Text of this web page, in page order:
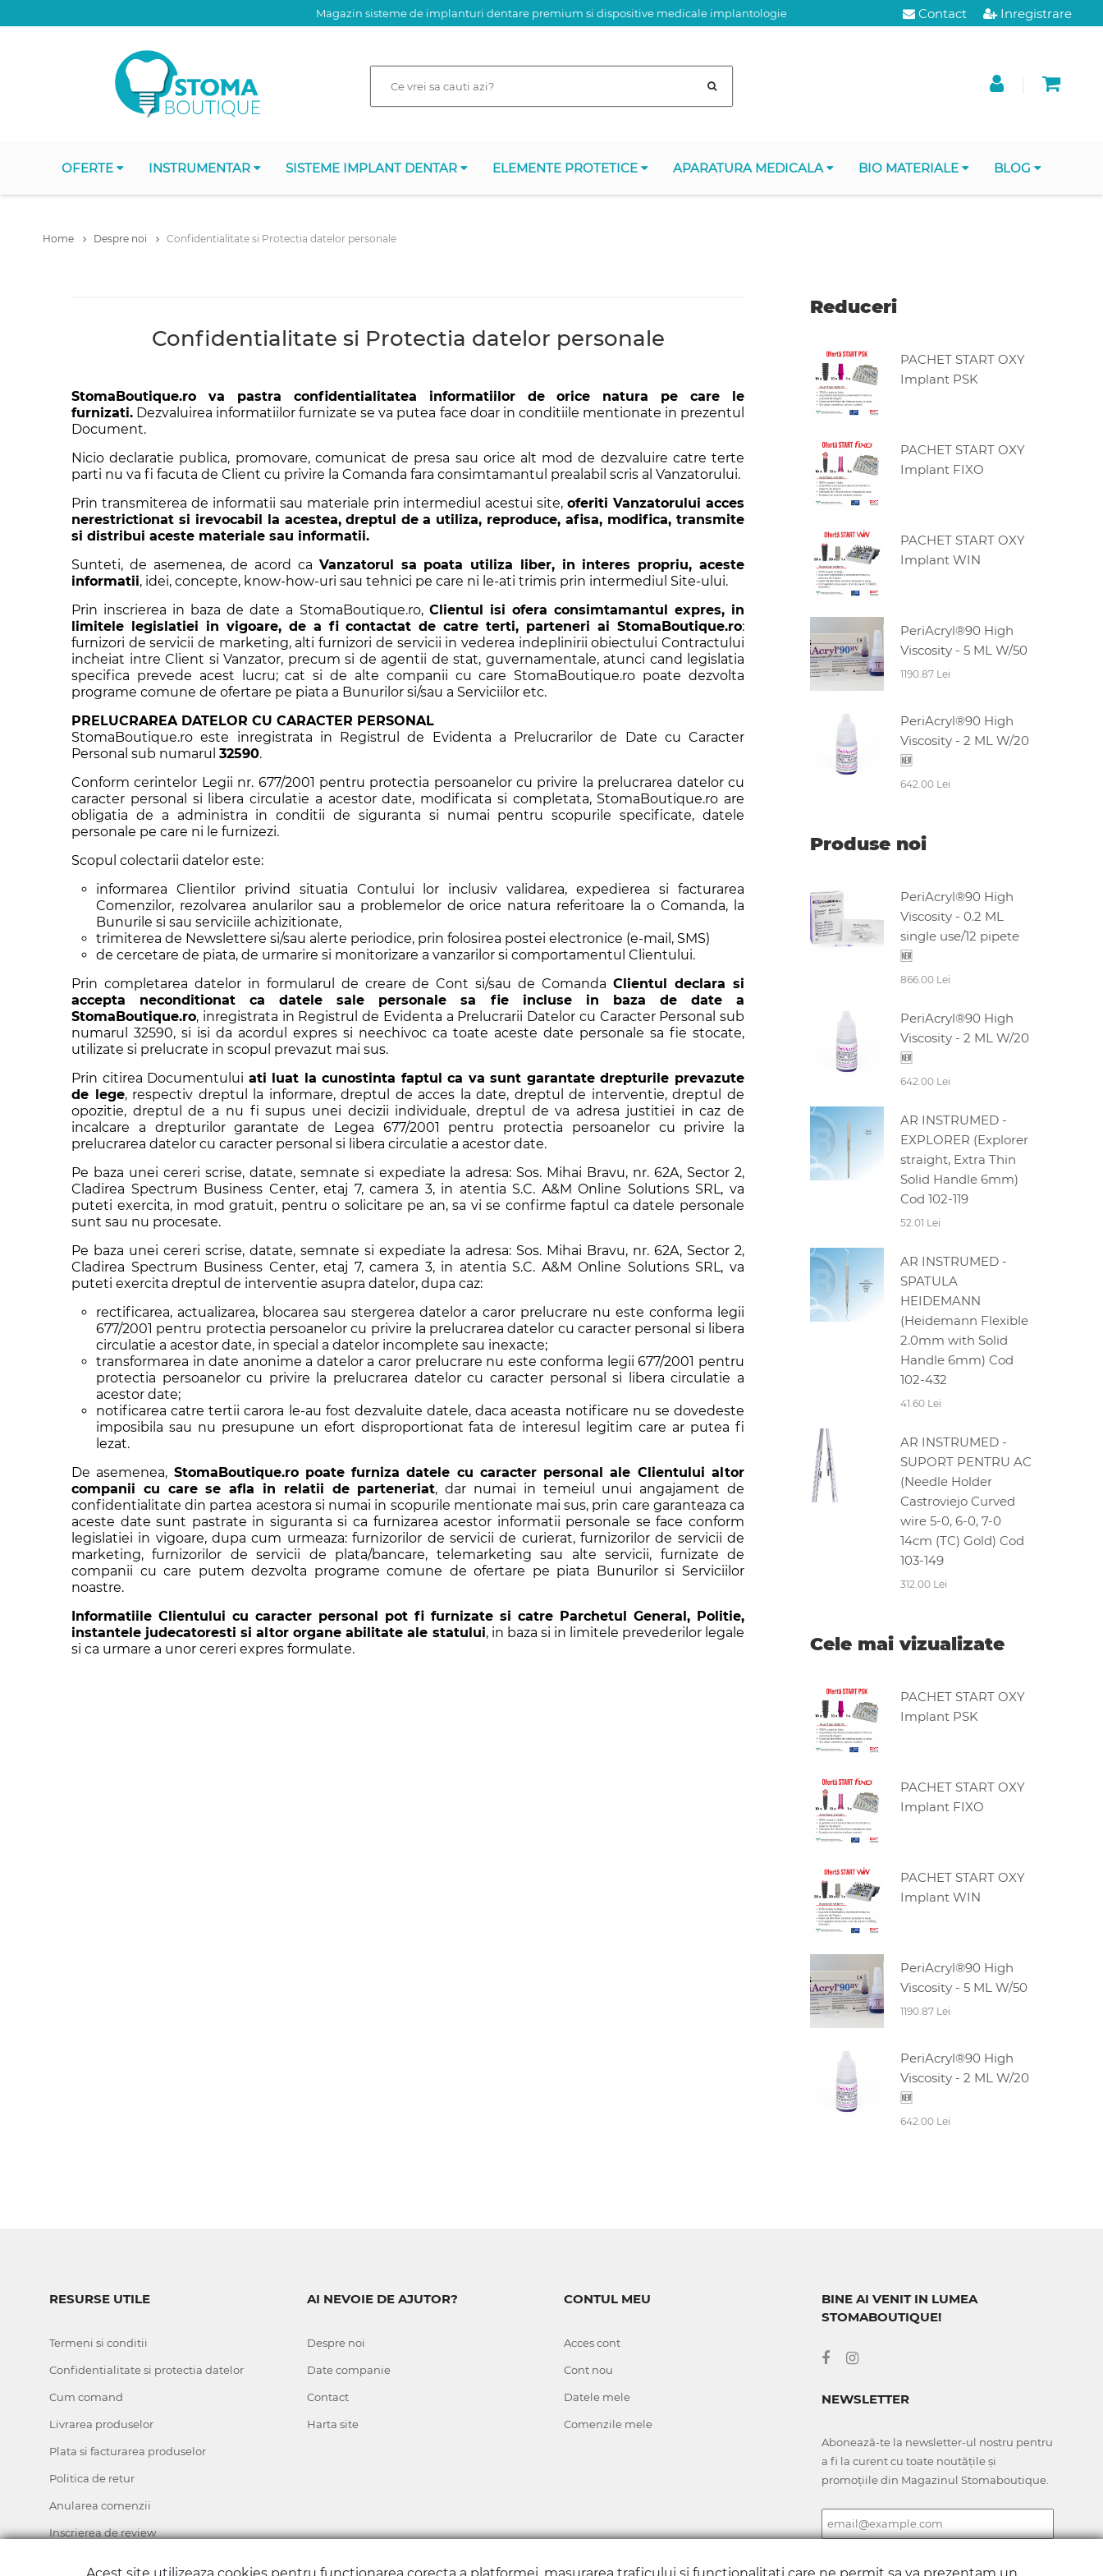
Magazin sisteme de implanturi dentare premium si dispositive medicale implantologie Contact Inregistrare
OFERTE INSTRUMENTAR SISTEME IMPLANT DENTAR ELEMENTE PROTETICE APARATURA MEDICALA BIO MATERIALE BLOG
Home Despre noi Confidentialitate si Protectia datelor personale
Confidentialitate si Protectia datelor personale
StomaBoutique.ro va pastra confidentialitatea informatiilor de orice natura pe care le
furnizati. Dezvaluirea informatiilor furnizate se va putea face doar in conditiile mentionate in prezentul
Document.
Nicio declaratie publica, promovare, comunicat de presa sau orice alt mod de dezvaluire catre terte
parti nu va fi facuta de Client cu privire la Comanda fara consimtamantul prealabil scris al Vanzatorului.
Prin transmiterea de informatii sau materiale prin intermediul acestui site,oferiti Vanzatorului acces
nerestrictionat si irevocabil la acestea, dreptul de a utiliza, reproduce, afisa, modifica, transmite
si distribui aceste materiale sau informatii.
Sunteti, de asemenea, de acord ca Vanzatorul sa poata utiliza liber, in interes propriu, aceste
informatii, idei, concepte, know-how-uri sau tehnici pe care ni le-ati trimis prin intermediul Site-ului.
Prin inscrierea in baza de date a StomaBoutique.ro, Clientul isi ofera consimtamantul expres, in
limitele legislatiei in vigoare, de a fi contactat de catre terti, parteneri ai StomaBoutique.ro:
furnizori de servicii de marketing, alti furnizori de servicii in vederea indeplinirii obiectului Contractului
incheiat intre Client si Vanzator, precum si de agentii de stat, guvernamentale, atunci cand legislatia
specifica prevede acest lucru; cat si de alte companii cu care StomaBoutique.ro poate dezvolta
programe comune de ofertare pe piata a Bunurilor si/sau a Serviciilor etc.
PRELUCRAREA DATELOR CU CARACTER PERSONAL
StomaBoutique.ro este inregistrata in Registrul de Evidenta a Prelucrarilor de Date cu Caracter
Personal sub numarul 32590.
Conform cerintelor Legii nr. 677/2001 pentru protectia persoanelor cu privire la prelucrarea datelor cu
caracter personal si libera circulatie a acestor date, modificata si completata, StomaBoutique.ro are
obligatia de a administra in conditii de siguranta si numai pentru scopurile specificate, datele
personale pe care ni le furnizezi.
Scopul colectarii datelor este:
informarea Clientilor privind situatia Contului lor inclusiv validarea, expedierea si facturarea
Comenzilor, rezolvarea anularilor sau a problemelor de orice natura referitoare la o Comanda, la
Bunurile si sau serviciile achizitionate,
trimiterea de Newslettere si/sau alerte periodice, prin folosirea postei electronice (e-mail, SMS)
de cercetare de piata, de urmarire si monitorizare a vanzarilor si comportamentul Clientului.
Prin completarea datelor in formularul de creare de Cont si/sau de ComandaClientul declara si
accepta neconditionat ca datele sale personale sa fie incluse in baza de date a
StomaBoutique.ro, inregistrata in Registrul de Evidenta a Prelucrarii Datelor cu Caracter Personal sub
numarul 32590, si isi da acordul expres si neechivoc ca toate aceste date personale sa fie stocate,
utilizate si prelucrate in scopul prevazut mai sus.
Prin citirea Documentului ati luat la cunostinta faptul ca va sunt garantate drepturile prevazute
de lege, respectiv dreptul la informare, dreptul de acces la date, dreptul de interventie, dreptul de
opozitie, dreptul de a nu fi supus unei decizii individuale, dreptul de va adresa justitiei in caz de
incalcare a drepturilor garantate de Legea 677/2001 pentru protectia persoanelor cu privire la
prelucrarea datelor cu caracter personal si libera circulatie a acestor date.
Pe baza unei cereri scrise, datate, semnate si expediate la adresa: Sos. Mihai Bravu, nr. 62A, Sector 2,
Cladirea Spectrum Business Center, etaj 7, camera 3, in atentia S.C. A&M Online Solutions SRL, va
puteti exercita, in mod gratuit, pentru o solicitare pe an, sa vi se confirme faptul ca datele personale
sunt sau nu procesate.
Pe baza unei cereri scrise, datate, semnate si expediate la adresa: Sos. Mihai Bravu, nr. 62A, Sector 2,
Cladirea Spectrum Business Center, etaj 7, camera 3, in atentia S.C. A&M Online Solutions SRL, va
puteti exercita dreptul de interventie asupra datelor, dupa caz:
rectificarea, actualizarea, blocarea sau stergerea datelor a caror prelucrare nu este conforma legii
677/2001 pentru protectia persoanelor cu privire la prelucrarea datelor cu caracter personal si libera
circulatie a acestor date, in special a datelor incomplete sau inexacte;
transformarea in date anonime a datelor a caror prelucrare nu este conforma legii 677/2001 pentru
protectia persoanelor cu privire la prelucrarea datelor cu caracter personal si libera circulatie a
acestor date;
notificarea catre tertii carora le-au fost dezvaluite datele, daca aceasta notificare nu se dovedeste
imposibila sau nu presupune un efort disproportionat fata de interesul legitim care ar putea fi
lezat.
De asemenea, StomaBoutique.ro poate furniza datele cu caracter personal ale Clientului altor
companii cu care se afla in relatii de parteneriat, dar numai in temeiul unui angajament de
confidentialitate din partea acestora si numai in scopurile mentionate mai sus, prin care garanteaza ca
aceste date sunt pastrate in siguranta si ca furnizarea acestor informatii personale se face conform
legislatiei in vigoare, dupa cum urmeaza: furnizorilor de servicii de curierat, furnizorilor de servicii de
marketing, furnizorilor de servicii de plata/bancare, telemarketing sau alte servicii, furnizate de
companii cu care putem dezvolta programe comune de ofertare pe piata Bunurilor si Serviciilor
noastre.
Informatiile Clientului cu caracter personal pot fi furnizate si catre Parchetul General, Politie,
instantele judecatoresti si altor organe abilitate ale statului, in baza si in limitele prevederilor legale
si ca urmare a unor cereri expres formulate.
Reduceri
PACHET START OXY
Implant PSK
PACHET START OXY
Implant FIXO
PACHET START OXY
Implant WIN
PeriAcryl®90 High
Viscosity - 5 ML W/50
1190.87 Lei
PeriAcryl®90 High
Viscosity - 2 ML W/20
🆕
642.00 Lei
Produse noi
PeriAcryl®90 High
Viscosity - 0.2 ML
single use/12 pipete
🆕
866.00 Lei
PeriAcryl®90 High
Viscosity - 2 ML W/20
🆕
642.00 Lei
AR INSTRUMED -
EXPLORER (Explorer
straight, Extra Thin
Solid Handle 6mm)
Cod 102-119
52.01 Lei
AR INSTRUMED -
SPATULA
HEIDEMANN
(Heidemann Flexible
2.0mm with Solid
Handle 6mm) Cod
102-432
41.60 Lei
AR INSTRUMED -
SUPORT PENTRU AC
(Needle Holder
Castroviejo Curved
wire 5-0, 6-0, 7-0
14cm (TC) Gold) Cod
103-149
312.00 Lei
Cele mai vizualizate
PACHET START OXY
Implant PSK
PACHET START OXY
Implant FIXO
PACHET START OXY
Implant WIN
PeriAcryl®90 High
Viscosity - 5 ML W/50
1190.87 Lei
PeriAcryl®90 High
Viscosity - 2 ML W/20
🆕
642.00 Lei
RESURSE UTILE
Termeni si conditii
Confidentialitate si protectia datelor
Cum comand
Livrarea produselor
Plata si facturarea produselor
Politica de retur
Anularea comenzii
Inscrierea de review
AI NEVOIE DE AJUTOR?
Despre noi
Date companie
Contact
Harta site
CONTUL MEU
Acces cont
Cont nou
Datele mele
Comenzile mele
BINE AI VENIT IN LUMEA
STOMABOUTIQUE!
NEWSLETTER
Abonează-te la newsletter-ul nostru pentru
a fi la curent cu toate noutățile și
promoțiile din Magazinul Stomaboutique.